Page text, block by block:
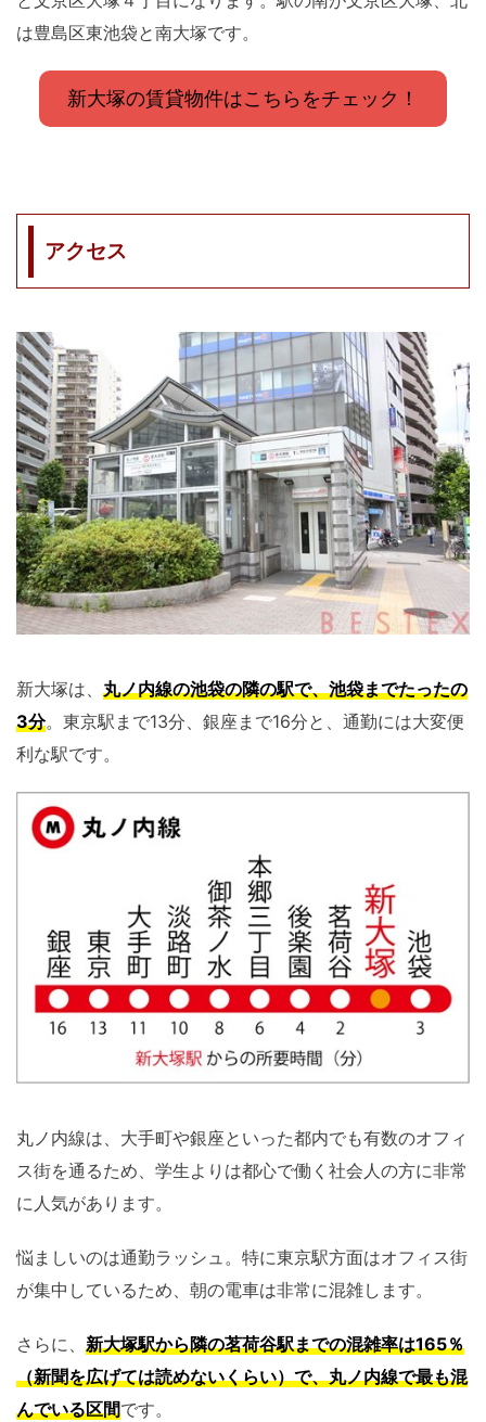
は豊島区東池袋と南大塚です。
新大塚の賃貸物件はこちらをチェック！
アクセス
新大塚は、 丸ノ内線の池袋の隣の駅で、池袋までたったの
3分。東京駅まで13分、銀座まで16分と、通勤には大変便
利な駅です。
丸ノ内線は、大手町や銀座といった都内でも有数のオフィ
ス街を通るため、学生よりは都心で働く社会人の方に非常
に人気があります。
悩ましいのは通勤ラッシュ。特に東京駅方面はオフィス街
が集中しているため、朝の電車は非常に混雑します。
さらに、 新大塚駅から隣の茗荷谷駅までの混雑率は165％
（新聞を広げては読めないくらい）で、丸ノ内線で最も混
んでいる区間です。